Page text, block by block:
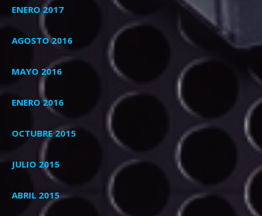
ENERO 2017
AGOSTO 2016
MAYO 2016
ENERO 2016
OCTUBRE 2015
JULIO 2015
ABRIL 2015